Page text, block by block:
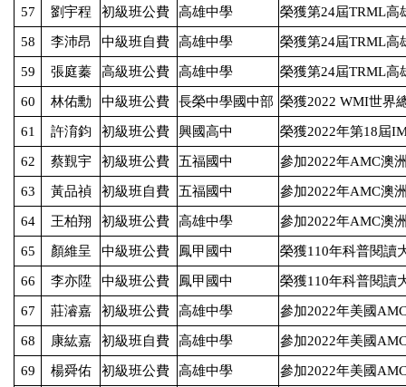
57 劉宇程 初級班公費 高雄中學 榮獲第24屆TRML高
58 李沛昂 中級班自費 高雄中學 榮獲第24屆TRML高
59 張庭蓁 高級班公費 高雄中學 榮獲第24屆TRML高
60 林佑勳 中級班公費 長榮中學國中部 榮獲2022 WMI世界
61 許淯鈞 初級班公費 興國高中 榮獲2022年第18屆
62 蔡覲宇 初級班公費 五福國中 參加2022年AMC澳
63 黃品禎 初級班自費 五福國中 參加2022年AMC澳
64 王柏翔 初級班公費 高雄中學 參加2022年AMC澳
65 顏維呈 中級班公費 鳳甲國中 榮獲110年科普閱讀
66 李亦陞 中級班公費 鳳甲國中 榮獲110年科普閱讀
67 莊濬嘉 初級班公費 高雄中學 參加2022年美國
68 康紘嘉 初級班自費 高雄中學 參加2022年美國
69 楊舜佑 初級班公費 高雄中學 參加2022年美國